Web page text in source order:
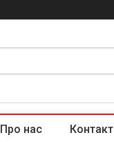
Про нас